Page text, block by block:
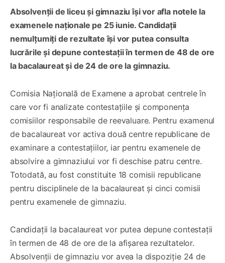
Absolvenții de liceu și gimnaziu își vor afla notele la
examenele naționale pe 25 iunie. Candidații
nemulțumiți de rezultate își vor putea consulta
lucrările și depune contestații în termen de 48 de ore
la bacalaureat și de 24 de ore la gimnaziu.
Comisia Națională de Examene a aprobat centrele în
care vor fi analizate contestațiile și componența
comisiilor responsabile de reevaluare. Pentru examenul
de bacalaureat vor activa două centre republicane de
examinare a contestațiilor, iar pentru examenele de
absolvire a gimnaziului vor fi deschise patru centre.
Totodată, au fost constituite 18 comisii republicane
pentru disciplinele de la bacalaureat și cinci comisii
pentru examenele de gimnaziu.
Candidații la bacalaureat vor putea depune contestații
în termen de 48 de ore de la afișarea rezultatelor.
Absolvenții de gimnaziu vor avea la dispoziție 24 de